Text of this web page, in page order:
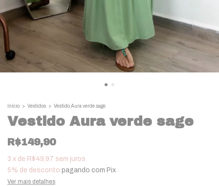
Início > Vestidos > Vestido Aura verde sage
Vestido Aura verde sage
R$149,90
3 x de R$49,97 sem juros
5% de desconto pagando com Pix
Ver mais detalhes